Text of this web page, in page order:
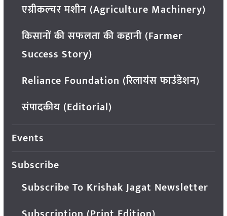
एग्रीकल्चर मशीन (Agriculture Machinery)
किसानों की सफलता की कहानी (Farmer
Success Story)
Reliance Foundation (रिलायंस फाउंडेशन)
संपादकीय (Editorial)
Events
Subscribe
Subscribe To Krishak Jagat Newsletter